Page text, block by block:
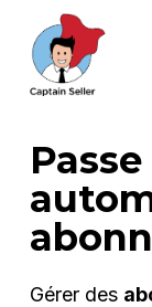
main
Gérer des